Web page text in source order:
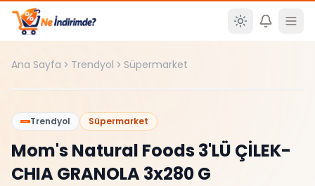
Ana içeriğe atla
Ana Sayfa Trendyol Süpermarket
%1
Trendyol Süpermarket
Mom's Natural Foods 3'LÜ ÇİLEK-
CHIA GRANOLA 3x280 G